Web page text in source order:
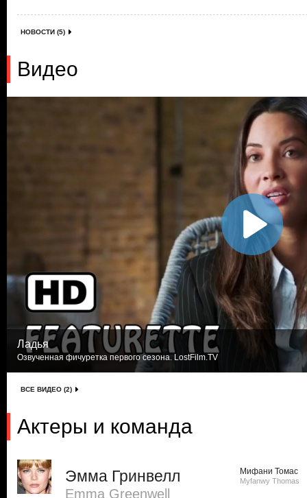
НОВОСТИ (5)
Видео
Ладья
Озвученная фичуретка первого сезона. LostFilm.TV
ВСЕ ВИДЕО (2)
Актеры и команда
Эмма Гринвелл
Emma Greenwell
Мифани Томас
Myfanwy Thomas